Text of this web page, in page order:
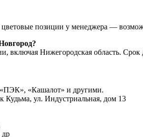
позиции у менеджера —
Нижегородская область. Срок
«Кашалот» и другими.
Кудьма, ул. Индустриальная, дом 13
др